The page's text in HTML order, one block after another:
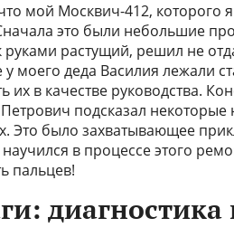
мой Москвич-412,
это были небольшие
растущий, решил не
моего деда Василия лежали
их в качестве руководства.
подсказал
Это было захватывающее
в процессе этого
пальцев!